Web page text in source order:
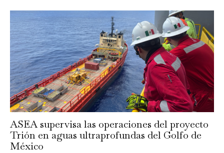
ASEA supervisa las operaciones del proyecto
Trión en aguas ultraprofundas del Golfo de
México